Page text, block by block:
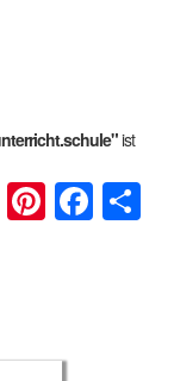
ist
Twitter